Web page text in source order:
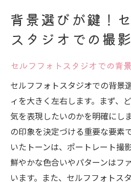
背景選びが鍵！
スタジオでの撮
セルフフォトスタジオでの背
セルフフォトスタジオでの背景
ィを大きく左右します。まず、
気を表現したいのかを明確にし
の印象を決定づける重要な要素
いたトーンは、ポートレート撮
鮮やかな色合いやパターンはフ
います。また、セルフフォトス